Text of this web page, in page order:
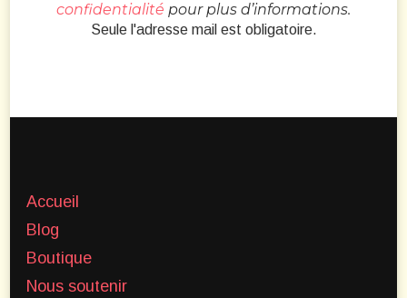
confidentialité pour plus d’informations.
Seule l'adresse mail est obligatoire.
Accueil
Blog
Boutique
Nous soutenir